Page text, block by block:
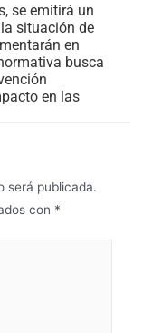
se emitirá un
situación de
en
busca
en las
será publicada.
con *